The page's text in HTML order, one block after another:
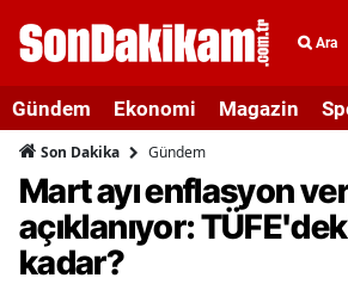
Ara
Gündem Ekonomi Magazin
Son Dakika Gündem
Mart ayı enflasyon
açıklanıyor:
kadar?